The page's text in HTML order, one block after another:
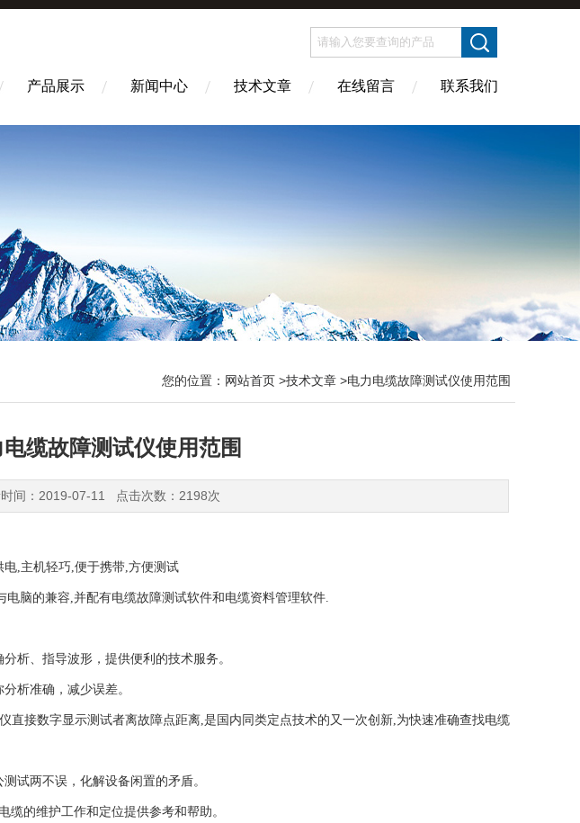
产品展示 新闻中心 技术文章 在线留言 联系我们
您的位置： 网站首页 >技术文章 >电力电缆故障测试仪使用范围
缆故障测试仪使用范围
间：2019-07-11 点击次数：2198次
,主机轻巧,便于携带,方便测试
脑的兼容,并配有电缆故障测试软件和电缆资料管理软件.
析、指导波形，提供便利的技术服务。
析准确，减少误差。
接数字显示测试者离故障点距离,是国内同类定点技术的又一次创新,为快速准确查找电缆
试两不误，化解设备闲置的矛盾。
的维护工作和定位提供参考和帮助。